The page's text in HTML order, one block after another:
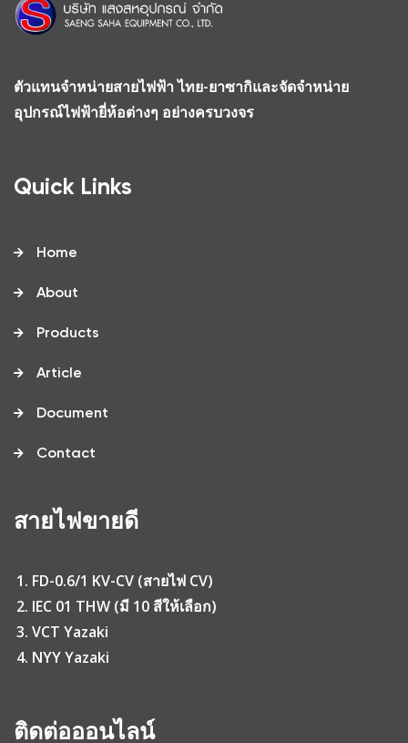
ตัวแทนจำหน่ายสายไฟฟ้า ไทย-ยาซากิและจัดจำหน่าย
อุปกรณ์ไฟฟ้ายี่ห้อต่างๆ อย่างครบวงจร
Quick Links
Home
About
Products
Article
Document
Contact
สายไฟขายดี
FD-0.6/1 KV-CV (สายไฟ CV)
IEC 01 THW (มี 10 สีให้เลือก)
VCT Yazaki
NYY Yazaki
ติดต่อออนไลน์